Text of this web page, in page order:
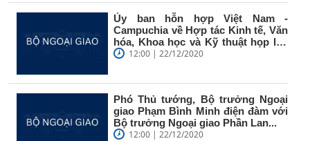
Ủy ban hỗn hợp Việt Nam -
Campuchia về Hợp tác Kinh tế, Văn
hóa, Khoa học và Kỹ thuật họp lần
thứ 1812:00 | 22/12/2020
Phó Thủ tướng, Bộ trưởng Ngoại
giao Phạm Bình Minh điện đàm với
Bộ trưởng Ngoại giao Phần Lan...
12:00 | 22/12/2020